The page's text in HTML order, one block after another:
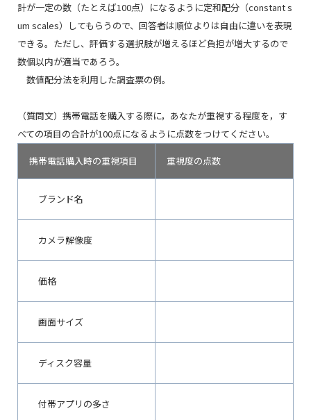
計が一定の数（たとえば100点）になるように定和配分（constant s
um scales）してもらうので、回答者は順位よりは自由に違いを表現
できる。ただし、評価する選択肢が増えるほど負担が増大するので
数個以内が適当であろう。
数値配分法を利用した調査票の例。
（質問文）携帯電話を購入する際に，あなたが重視する程度を，す
べての項目の合計が100点になるように点数をつけてください。
携帯電話購入時の重視項目 重視度の点数
ブランド名
カメラ解像度
価格
画面サイズ
ディスク容量
付帯アプリの多さ